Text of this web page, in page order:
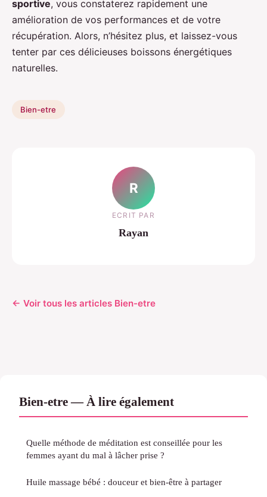
sportive, vous constaterez rapidement une
amélioration de vos performances et de votre
récupération. Alors, n’hésitez plus, et laissez-vous
tenter par ces délicieuses boissons énergétiques
naturelles.
Bien-etre
R
ECRIT PAR
Rayan
← Voir tous les articles Bien-etre
Bien-etre — À lire également
Quelle méthode de méditation est conseillée pour les
femmes ayant du mal à lâcher prise ?
Huile massage bébé : douceur et bien-être à partager